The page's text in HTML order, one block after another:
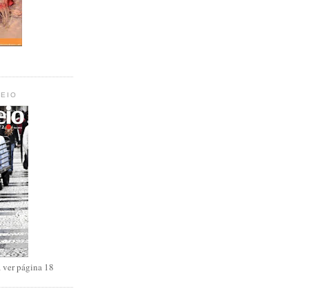
página 18